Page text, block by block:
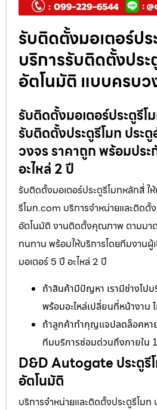
รับติดตั้งมอเตอร์ป
บริการรับติดตั้งประ
อัตโนมัติ แบบครบว
รับติดตั้งมอเตอร์ประตูรีโ
รับติดตั้งประตูรีโมท ประ
วงจร ราคาถูก พร้อมประ
อะไหล่ 2 ปี
รับติดตั้งมอเตอร์ประตูรีโมทหลักสี่ ใ
รีโมท.com บริการจำหน่ายและติดตั้
อัตโนมัติ งานติดตั้งคุณภาพ ตามมาต
ทนทาน พร้อมให้บริการโดยทีมงาน
มอเตอร์ 5 ปี อะไหล่ 2 ปี
ถ้าสินค้ามีปัญหา เรามีช่างไป
พร้อมอะไหล่เปลี่ยนที่หน้างาน
ถ้าลูกค้าทำกุญแจปลดล็อคหา
ทีมบริการซ่อมด่วนถึงภายใน
D&D Autogate ประตูรี
อัตโนมัติ
บริการจำหน่ายและติดตั้งประตูรีโมท